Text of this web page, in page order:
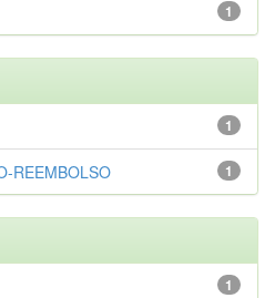
1
1
1
REEMBOLSO
1